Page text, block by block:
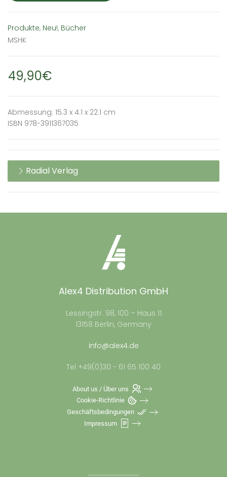
Produkte, Neu!, Bücher
MSHK
49,90€
Abmessung: 15.3 x 4.1 x 22.1 cm
ISBN 978-3911367035
Radial Verlag
Alex4 Distribution GmbH
Lessingstr. 98, 100 – Haus 11
13158 Berlin, Germany
info@alex4.de
Tel +49(0)30 - 61 65 100 40
About us / Über uns
Cookie-Richtlinie
Geschäftsbedingungen
Impressum